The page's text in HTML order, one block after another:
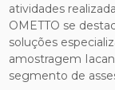
atividades
OMETTO se
soluções
amostragem
segmento de